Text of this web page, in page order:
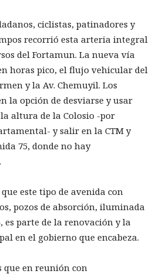
ciclistas, patinadores y
recorrió esta arteria integral
del Fortamun. La nueva vía
horas pico, el flujo vehicular del
y la Av. Chemuyil. Los
la opción de desviarse y usar
altura de la Colosio -por
y salir en la CTM y
75, donde no hay
este tipo de avenida con
pozos de absorción, iluminada
es parte de la renovación y la
en el gobierno que encabeza.
que en reunión con